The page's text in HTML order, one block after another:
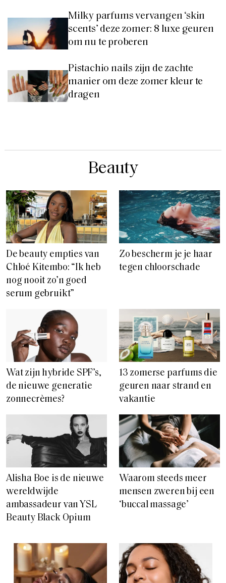
Milky parfums vervangen ‘skin
scents’ deze zomer: 8 luxe geuren
om nu te proberen
Pistachio nails zijn de zachte
manier om deze zomer kleur te
dragen
Beauty
De beauty empties van
Chloé Kitembo: “Ik heb
nog nooit zo’n goed
serum gebruikt”
Zo bescherm je je haar
tegen chloorschade
Wat zijn hybride SPF’s,
de nieuwe generatie
zonnecrèmes?
13 zomerse parfums die
geuren naar strand en
vakantie
Alisha Boe is de nieuwe
wereldwijde
ambassadeur van YSL
Beauty Black Opium
Waarom steeds meer
mensen zweren bij een
‘buccal massage’